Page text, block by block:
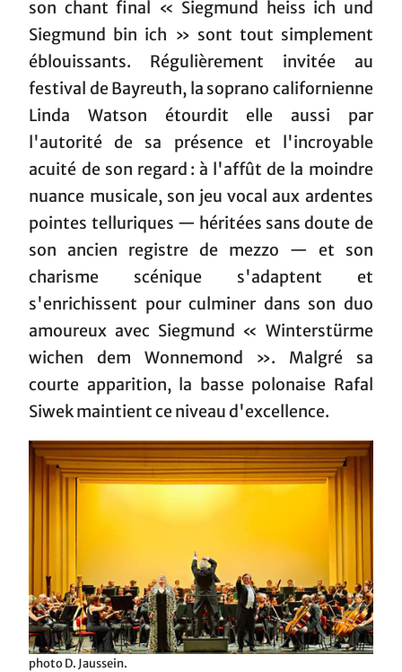
son chant final « Siegmund heiss ich und
Siegmund bin ich » sont tout simplement
éblouissants. Régulièrement invitée au
festival de Bayreuth, la soprano californienne
Linda Watson étourdit elle aussi par
l'autorité de sa présence et l'incroyable
acuité de son regard : à l'affût de la moindre
nuance musicale, son jeu vocal aux ardentes
pointes telluriques — héritées sans doute de
son ancien registre de mezzo — et son
charisme scénique s'adaptent et
s'enrichissent pour culminer dans son duo
amoureux avec Siegmund « Winterstürme
wichen dem Wonnemond ». Malgré sa
courte apparition, la basse polonaise Rafal
Siwek maintient ce niveau d'excellence.
photo D. Jaussein.